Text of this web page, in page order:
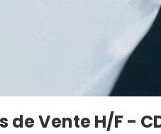
de Vente H/F -